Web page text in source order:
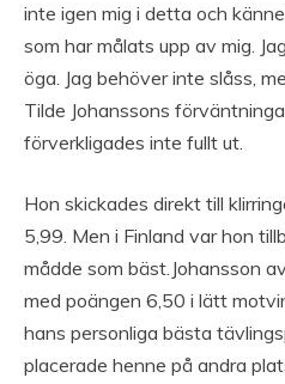
inte igen mig i detta och
som har målats upp av mig.
öga. Jag behöver inte slåss,
Tilde Johanssons
förverkligades inte fullt ut.
Hon skickades direkt till
5,99. Men i Finland var hon
mådde som bäst.Johansson
med poängen 6,50 i lätt
hans personliga bästa
placerade henne på andra